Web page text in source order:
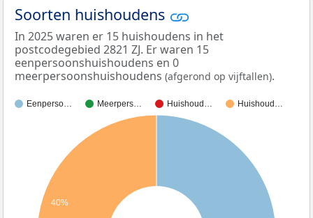
Soorten huishoudens
In 2025 waren er 15 huishoudens in het
postcodegebied 2821 ZJ. Er waren 15
eenpersoonshuishoudens en 0
meerpersoonshuishoudens (afgerond op vijftallen).
Eenperso… Meerpers… Huishoud… Huishoud…
40%